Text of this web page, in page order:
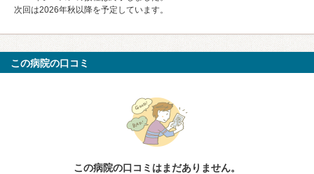
次回は2026年秋以降を予定しています。
この病院の口コミ
この病院の口コミはまだありません。